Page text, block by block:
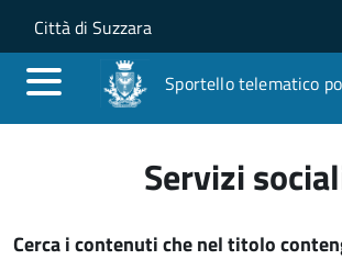
Salta al contenuto principale
Skip to site navigation
Città di Suzzara
Sportello telematico
Servizi
Cerca i contenuti che nel titolo